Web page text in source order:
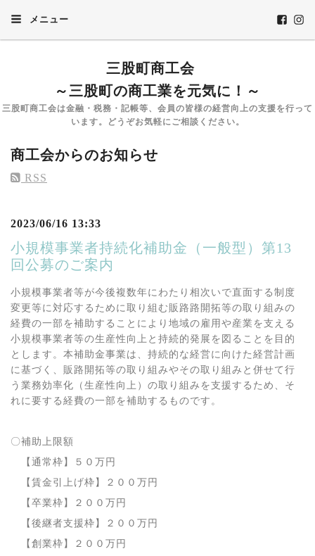
メニュー
三股町商工会
～三股町の商工業を元気に！～
三股町商工会は金融・税務・記帳等、会員の皆様の経営向上の支援を行って
います。どうぞお気軽にご相談ください。
商工会からのお知らせ
RSS
2023/06/16 13:33
小規模事業者持続化補助金（一般型）第13
回公募のご案内
小規模事業者等が今後複数年にわたり相次いで直面する制度
変更等に対応するために取り組む販路路開拓等の取り組みの
経費の一部を補助することにより地域の雇用や産業を支える
小規模事業者等の生産性向上と持続的発展を図ることを目的
とします。本補助金事業は、持続的な経営に向けた経営計画
に基づく、販路開拓等の取り組みやその取り組みと併せて行
う業務効率化（生産性向上）の取り組みを支援するため、そ
れに要する経費の一部を補助するものです。
〇補助上限額
【通常枠】５０万円
【賃金引上げ枠】２００万円
【卒業枠】２００万円
【後継者支援枠】２００万円
【創業枠】２００万円